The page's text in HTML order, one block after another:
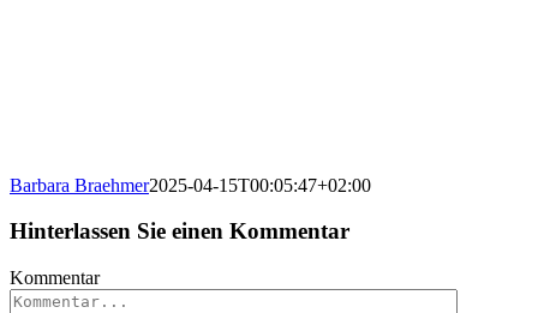
Barbara Braehmer2025-04-15T00:05:47+02:00
Hinterlassen Sie einen Kommentar
Kommentar